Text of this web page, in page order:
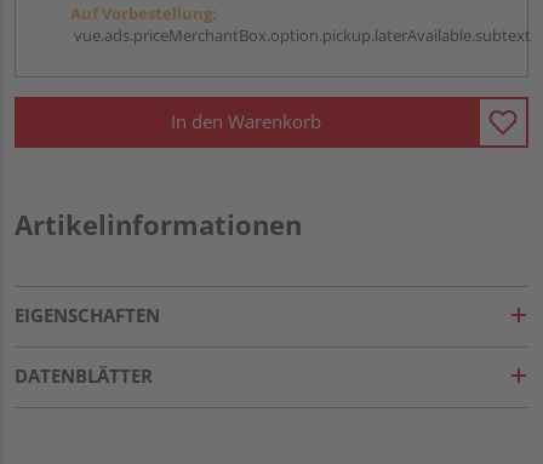
Auf Vorbestellung:
vue.ads.priceMerchantBox.option.pickup.laterAvailable.subtext
In den Warenkorb
Artikelinformationen
EIGENSCHAFTEN
DATENBLÄTTER